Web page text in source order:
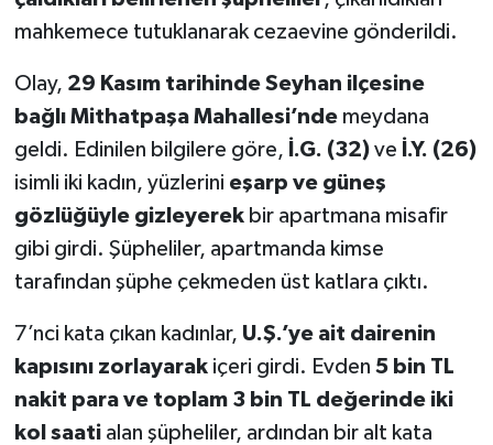
mahkemece tutuklanarak cezaevine gönderildi.
Olay, 29 Kasım tarihinde Seyhan ilçesine
bağlı Mithatpaşa Mahallesi’ndemeydana
geldi. Edinilen bilgilere göre, İ.G. (32)ve İ.Y. (26)
isimli iki kadın, yüzlerini eşarp ve güneş
gözlüğüyle gizleyerekbir apartmana misafir
gibi girdi. Şüpheliler, apartmanda kimse
tarafından şüphe çekmeden üst katlara çıktı.
7’nci kata çıkan kadınlar, U.Ş.’ye ait dairenin
kapısını zorlayarakiçeri girdi. Evden 5 bin TL
nakit para ve toplam 3 bin TL değerinde iki
kol saatialan şüpheliler, ardından bir alt kata